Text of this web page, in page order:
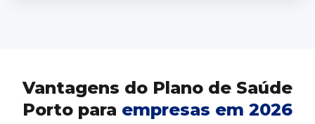
Vantagens do Plano de Saúde
Porto para empresas em 2026